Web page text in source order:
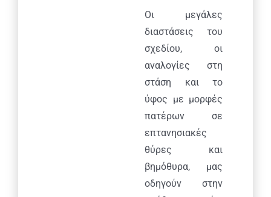
Οι μεγάλες
διαστάσεις του
σχεδίου, οι
αναλογίες στη
στάση και το
ύφος με μορφές
πατέρων σε
επτανησιακές
θύρες και
βημόθυρα, μας
οδηγούν στην